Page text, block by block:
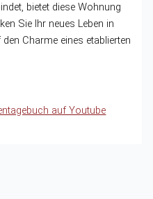
bietet diese Wohnung
Sie Ihr neues Leben in
Charme eines etablierten
auf Youtube